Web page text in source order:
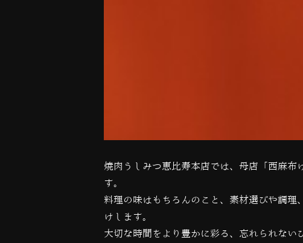
焼肉うしみつ恵比寿本店では、母店「西麻
す。
料理の味はもちろんのこと、素材選びや調理
けします。
大切な時間をより豊かに彩る、忘れられない